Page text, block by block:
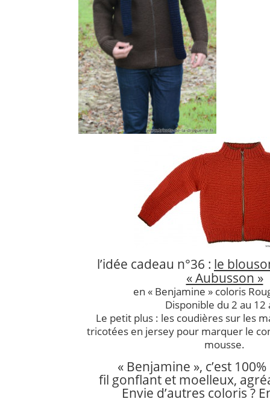
l’idée cadeau n°36 : le
« Aubusson »
en « Benjamine » coloris
Disponible du 2 au 12
Le petit plus : les coudières sur les
tricotées en jersey pour marquer le
mousse.
« Benjamine », c’est
fil gonflant et moelleux,
Envie d’autres coloris ?